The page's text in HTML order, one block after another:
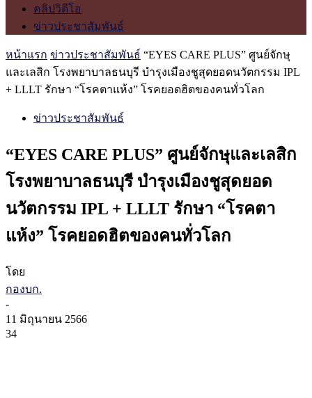
คลิปวิดีโอ
ข่าวประชาสัมพันธ์
หน้าแรก ข่าวประชาสัมพันธ์ “EYES CARE PLUS” ศูนย์จักษุ
และเลสิก โรงพยาบาลธนบุรี บำรุงเมืองชูสุดยอดนวัตกรรม IPL
+ LLLT รักษา “โรคตาแห้ง” โรคยอดฮิตของคนทั่วโลก
ข่าวประชาสัมพันธ์
“EYES CARE PLUS” ศูนย์จักษุและเลสิก
โรงพยาบาลธนบุรี บำรุงเมืองชูสุดยอด
นวัตกรรม IPL + LLLT รักษา “โรคตา
แห้ง” โรคยอดฮิตของคนทั่วโลก
โดย
กองบก.
-
11 มิถุนายน 2566
34